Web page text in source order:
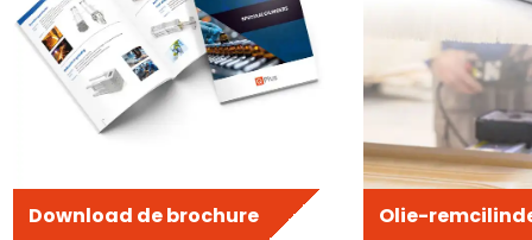
Download de brochure Olie-